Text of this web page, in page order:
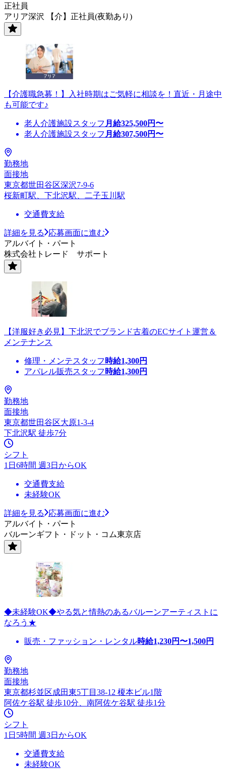
正社員
アリア深沢 【介】正社員(夜勤あり)
【介護職急募！】入社時期はご気軽に相談を！直近・月途中
も可能です♪
老人介護施設スタッフ 月給325,500円〜
老人介護施設スタッフ 月給307,500円〜
勤務地
面接地
東京都世田谷区深沢7-9-6
桜新町駅、下北沢駅、二子玉川駅
交通費支給
詳細を見る
応募画面に進む
アルバイト・パート
株式会社トレード サポート
【洋服好き必見】下北沢でブランド古着のECサイト運営＆
メンテナンス
修理・メンテスタッフ 時給1,300円
アパレル販売スタッフ 時給1,300円
勤務地
面接地
東京都世田谷区大原1-3-4
下北沢駅 徒歩7分
シフト
1日6時間 週3日からOK
交通費支給
未経験OK
詳細を見る
応募画面に進む
アルバイト・パート
バルーンギフト・ドット・コム東京店
◆未経験OK◆やる気と情熱のあるバルーンアーティストに
なろう★
販売・ファッション・レンタル時給1,230円〜1,500円
勤務地
面接地
東京都杉並区成田東5丁目38-12 榎本ビル1階
阿佐ケ谷駅 徒歩10分、南阿佐ケ谷駅 徒歩1分
シフト
1日5時間 週3日からOK
交通費支給
未経験OK